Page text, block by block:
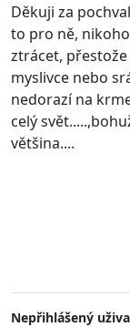
Děkuji za
to pro ně,
ztrácet,
myslivce nebo
nedorazí na
celý
většina....
Nepřihlášený